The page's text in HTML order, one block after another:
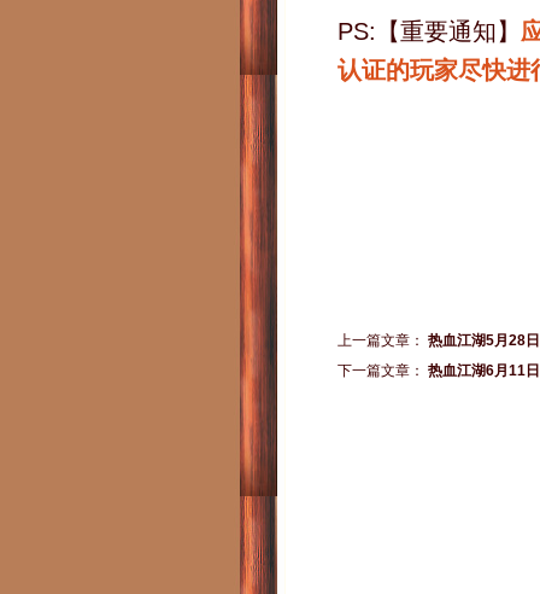
PS:【重要通知】
认证的玩家尽快进
上一篇文章： 热血江湖5月28
下一篇文章： 热血江湖6月11